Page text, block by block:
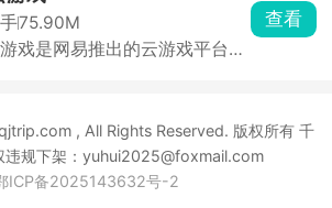
发布商品。买卖双方可通过平
私聊功能进行沟通，协商价
方式等交易细节。交易完成
判定问题。
75.90M
戏是网易推出的云游戏平台，
游及3A大作。并提供高度自由
设置，适应不同用户操作习
持手柄外设，提升游戏操控体
用户注册后享3天不限时畅玩，
查看
, All Rights Reserved. 版权所有 千
违规下架：yuhui2025@foxmail.com
ICP备2025143632号-2